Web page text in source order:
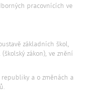
pracovnících ve
základních škol,
zákon), ve znění
republiky a o změnách a